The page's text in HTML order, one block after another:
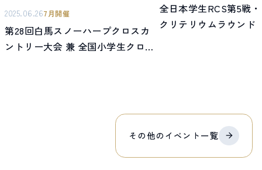
その他の イベント 一覧
2025.06.267月開催
第28回白馬スノーハープクロスカ
ントリー大会 兼 全国小学生クロス
全日本学生RCS第5戦
クリテリウムラウンド